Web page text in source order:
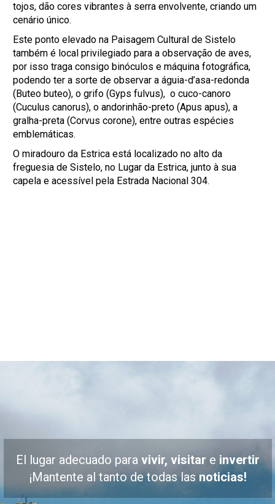
tojos, dão cores vibrantes à serra envolvente, criando um
cenário único.
Este ponto elevado na Paisagem Cultural de Sistelo
também é local privilegiado para a observação de aves,
por isso traga consigo binóculos e máquina fotográfica,
podendo ter a sorte de observar a águia-d’asa-redonda
(Buteo buteo), o grifo (Gyps fulvus), o cuco-canoro
(Cuculus canorus), o andorinhão-preto (Apus apus), a
gralha-preta (Corvus corone), entre outras espécies
emblemáticas.
O miradouro da Estrica está localizado no alto da
freguesia de Sistelo, no Lugar da Estrica, junto à sua
capela e acessível pela Estrada Nacional 304.
El lugar adecuado para vivir, visitar e invertir
¡Mantente al tanto de todas lasnoticias!